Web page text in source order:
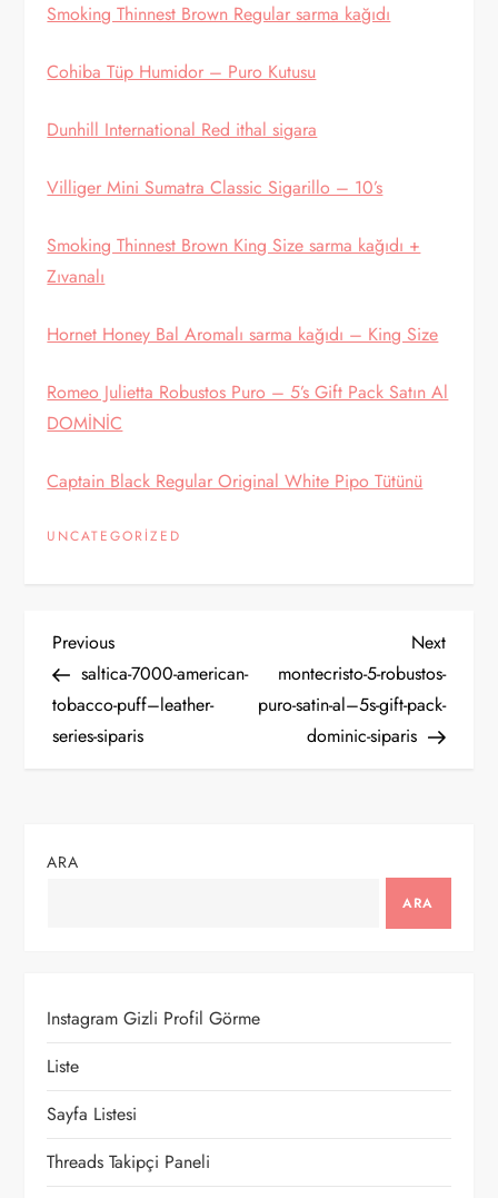
Smoking Thinnest Brown Regular sarma kağıdı
Cohiba Tüp Humidor – Puro Kutusu
Dunhill International Red ithal sigara
Villiger Mini Sumatra Classic Sigarillo – 10’s
Smoking Thinnest Brown King Size sarma kağıdı +
Zıvanalı
Hornet Honey Bal Aromalı sarma kağıdı – King Size
Romeo Julietta Robustos Puro – 5’s Gift Pack Satın Al
DOMİNİC
Captain Black Regular Original White Pipo Tütünü
UNCATEGORIZED
Y
a
z
g
i
n
m
e
Previous
Post
Previous
saltica-7000-american-
tobacco-puff–leather-
series-siparis
Next
Post
Next
montecristo-5-robustos-
puro-satin-al–5s-gift-pack-
dominic-siparis
ARA
ARA
Instagram Gizli Profil Görme
Liste
Sayfa Listesi
Threads Takipçi Paneli